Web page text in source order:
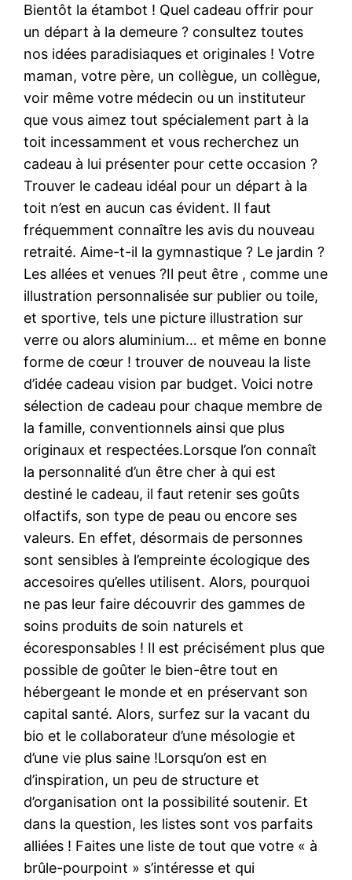
Bientôt la étambot ! Quel cadeau offrir pour
un départ à la demeure ? consultez toutes
nos idées paradisiaques et originales ! Votre
maman, votre père, un collègue, un collègue,
voir même votre médecin ou un instituteur
que vous aimez tout spécialement part à la
toit incessamment et vous recherchez un
cadeau à lui présenter pour cette occasion ?
Trouver le cadeau idéal pour un départ à la
toit n’est en aucun cas évident. Il faut
fréquemment connaître les avis du nouveau
retraité. Aime-t-il la gymnastique ? Le jardin ?
Les allées et venues ?Il peut être , comme une
illustration personnalisée sur publier ou toile,
et sportive, tels une picture illustration sur
verre ou alors aluminium… et même en bonne
forme de cœur ! trouver de nouveau la liste
d’idée cadeau vision par budget. Voici notre
sélection de cadeau pour chaque membre de
la famille, conventionnels ainsi que plus
originaux et respectées.Lorsque l’on connaît
la personnalité d’un être cher à qui est
destiné le cadeau, il faut retenir ses goûts
olfactifs, son type de peau ou encore ses
valeurs. En effet, désormais de personnes
sont sensibles à l’empreinte écologique des
accesoires qu’elles utilisent. Alors, pourquoi
ne pas leur faire découvrir des gammes de
soins produits de soin naturels et
écoresponsables ! Il est précisément plus que
possible de goûter le bien-être tout en
hébergeant le monde et en préservant son
capital santé. Alors, surfez sur la vacant du
bio et le collaborateur d’une mésologie et
d’une vie plus saine !Lorsqu’on est en
d’inspiration, un peu de structure et
d’organisation ont la possibilité soutenir. Et
dans la question, les listes sont vos parfaits
alliées ! Faites une liste de tout que votre « à
brûle-pourpoint » s’intéresse et qui